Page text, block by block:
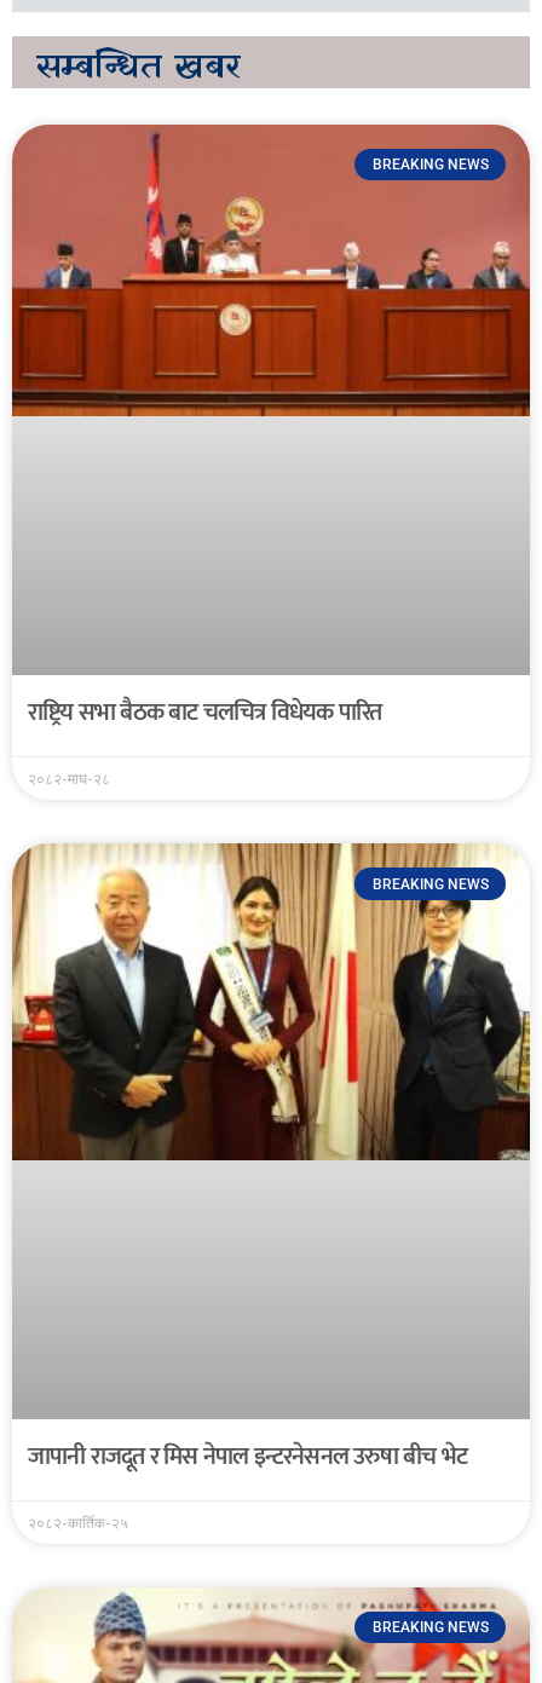
सम्बन्धित खबर
BREAKING NEWS
राष्ट्रिय सभा बैठक बाट चलचित्र विधेयक पारित
२०८२-माघ-२८
BREAKING NEWS
जापानी राजदूत र मिस नेपाल इन्टरनेसनल उरुषा बीच भेट
२०८२-कार्तिक-२५
BREAKING NEWS